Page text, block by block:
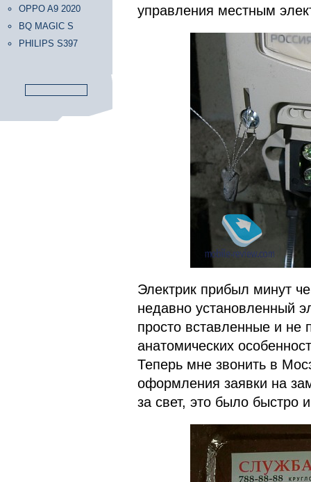
OPPO A9 2020
BQ MAGIC S
PHILIPS S397
управления местным
Электрик прибыл минут
недавно установленный
просто вставленные и не
анатомических
Теперь мне звонить в
оформления заявки на
за свет, это было быстро